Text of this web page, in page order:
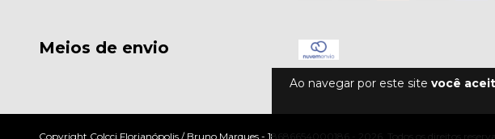
Ao navegar por este site você
Meios de envio
Copyright Colcci Florianópolis / Bruno Marques - 18686654000186 - 2026. Todos os direitos